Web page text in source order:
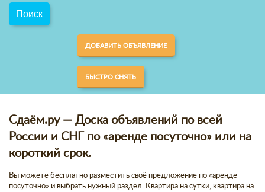
ДОБАВИТЬ ОБЪЯВЛЕНИЕ
БЫСТРО СНЯТЬ
Сдаём.ру — Доска объявлений по всей
России и СНГ по «аренде посуточно» или на
короткий срок.
Вы можете бесплатно разместить своё предложение по «аренде
посуточно» и выбрать нужный раздел: Квартира на сутки, квартира на